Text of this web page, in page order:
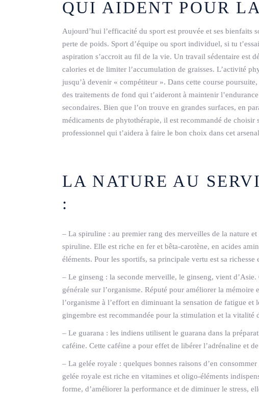
QUI AIDENT POUR
Aujourd’hui l’efficacité du sport est prouvée et ses bienfaits
perte de poids. Sport d’équipe ou sport individuel, si tu
aspiration s’accroit au fil de la vie. Un travail sédentaire est
calories et de limiter l’accumulation de graisses. L’activité
jusqu’à devenir « compétiteur ». Dans cette course
des traitements de fond qui t’aideront à maintenir
secondaires. Bien que l’on trouve en grandes surfaces, en
médicaments de phytothérapie, il est recommandé de choisir
professionnel qui t’aidera à faire le bon choix dans cet
LA NATURE AU
:
– La spiruline : au premier rang des merveilles de la nature
spiruline. Elle est riche en fer et bêta-carotène, en acides
éléments. Pour les sportifs, sa principale vertu est sa
– Le ginseng : la seconde merveille, le ginseng, vient
générale sur l’organisme. Réputé pour améliorer la
l’organisme à l’effort en diminuant la sensation de fatigue
gingembre est recommandée pour la stimulation et la vitalité
– Le guarana : les indiens utilisent le guarana dans la
caféine. Cette caféine a pour effet de libérer l’adrénaline et
– La gelée royale : quelques bonnes raisons d’en
gelée royale est riche en vitamines et oligo-éléments
forme, d’améliorer la performance et de diminuer le stress,